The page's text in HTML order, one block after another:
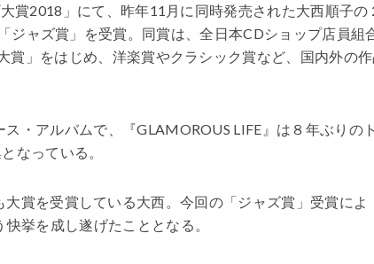
賞2018」にて、昨年11月に同時発売された大西順子の
ジャズ賞」を受賞。同賞は、全日本CDショップ店員組
」をはじめ、洋楽賞やクラシック賞など、国内外の作
・アルバムで、『GLAMOROUS LIFE』は８年ぶりの
なっている。
賞を受賞している大西。今回の「ジャズ賞」受賞によ
挙を成し遂げたこととなる。